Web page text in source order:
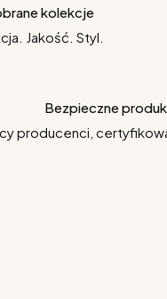
kolekcje
Jakość. Styl.
Bezpieczne
producenci,